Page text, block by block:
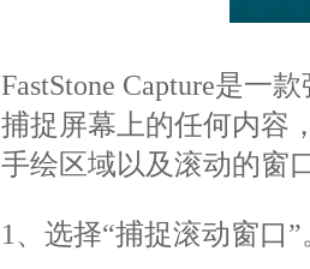
FastStone Capture是一
捕捉屏幕上的任何内容
手绘区域以及滚动的窗
1、选择“捕捉滚动窗口”